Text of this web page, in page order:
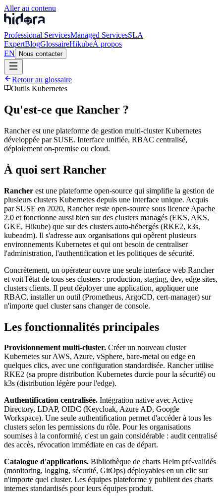
Aller au contenu
Professional ServicesManaged ServicesSLA
ExpertBlogGlossaireHikubeÀ propos
EN
Nous contacter
Retour au glossaire
Outils Kubernetes
Qu'est-ce que Rancher ?
Rancher est une plateforme de gestion multi-cluster Kubernetes
développée par SUSE. Interface unifiée, RBAC centralisé,
déploiement on-premise ou cloud.
À quoi sert Rancher
Rancher est une plateforme open-source qui simplifie la gestion de
plusieurs clusters Kubernetes depuis une interface unique. Acquis
par SUSE en 2020, Rancher reste open-source sous licence Apache
2.0 et fonctionne aussi bien sur des clusters managés (EKS, AKS,
GKE, Hikube) que sur des clusters auto-hébergés (RKE2, k3s,
kubeadm). Il s'adresse aux organisations qui opèrent plusieurs
environnements Kubernetes et qui ont besoin de centraliser
l'administration, l'authentification et les politiques de sécurité.
Concrètement, un opérateur ouvre une seule interface web Rancher
et voit l'état de tous ses clusters : production, staging, dev, edge sites,
clusters clients. Il peut déployer une application, appliquer une
RBAC, installer un outil (Prometheus, ArgoCD, cert-manager) sur
n'importe quel cluster sans changer de console.
Les fonctionnalités principales
Provisionnement multi-cluster. Créer un nouveau cluster
Kubernetes sur AWS, Azure, vSphere, bare-metal ou edge en
quelques clics, avec une configuration standardisée. Rancher utilise
RKE2 (sa propre distribution Kubernetes durcie pour la sécurité) ou
k3s (distribution légère pour l'edge).
Authentification centralisée. Intégration native avec Active
Directory, LDAP, OIDC (Keycloak, Azure AD, Google
Workspace). Une seule authentification permet d'accéder à tous les
clusters selon les permissions du rôle. Pour les organisations
soumises à la conformité, c'est un gain considérable : audit centralisé
des accès, révocation immédiate en cas de départ.
Catalogue d'applications. Bibliothèque de charts Helm pré-validés
(monitoring, logging, sécurité, GitOps) déployables en un clic sur
n'importe quel cluster. Les équipes plateforme y publient des charts
internes standardisés pour leurs équipes produit.